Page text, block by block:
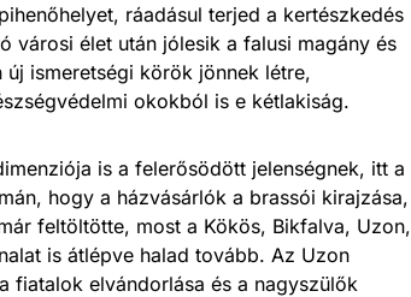
ráadásul terjed a kertészkedés
városi élet után jólesik a falusi magány és
ismeretségi körök jönnek létre,
okokból is e kétlakiság.
is a felerősödött jelenségnek, itt a
hogy a házvásárlók a brassói kirajzása,
feltöltötte, most a Kökös, Bikfalva, Uzon,
is átlépve halad tovább. Az Uzon
fiatalok elvándorlása és a nagyszülők